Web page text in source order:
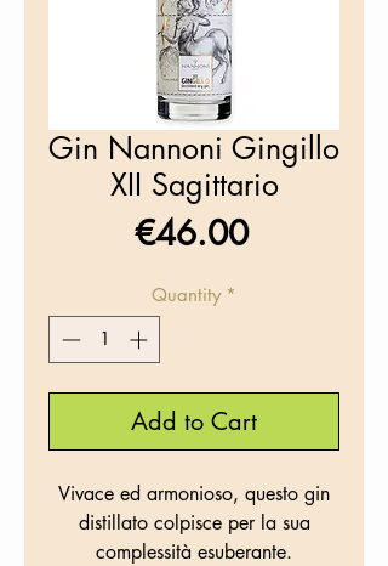
Gin Nannoni Gingillo
XII Sagittario
€46.00Price
Quantity *
Add to Cart
Vivace ed armonioso, questo gin
distillato colpisce per la sua
complessità esuberante.